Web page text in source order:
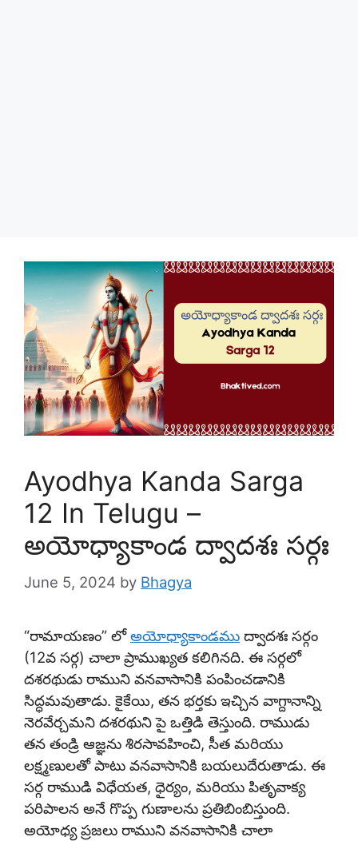
Ayodhya Kanda Sarga
12 In Telugu –
అయోధ్యాకాండ ద్వాదశః సర్గః
June 5, 2024 by Bhagya
“రామాయణం” లోఅయోధ్యాకాండము ద్వాదశః సర్గం
(12వ సర్గ) చాలా ప్రాముఖ్యత కలిగినది. ఈ సర్గలో
దశరథుడు రాముని వనవాసానికి పంపించడానికి
సిద్ధమవుతాడు. కైకేయి, తన భర్తకు ఇచ్చిన వాగ్దానాన్ని
నెరవేర్చమని దశరథుని పై ఒత్తిడి తెస్తుంది. రాముడు
తన తండ్రి ఆజ్ఞను శిరసావహించి, సీత మరియు
లక్ష్మణులతో పాటు వనవాసానికి బయలుదేరుతాడు. ఈ
సర్గ రాముడి విధేయత, ధైర్యం, మరియు పితృవాక్య
పరిపాలన అనే గొప్ప గుణాలను ప్రతిబింబిస్తుంది.
అయోధ్య ప్రజలు రాముని వనవాసానికి చాలా